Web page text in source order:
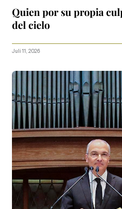
Quien por su propia
del cielo
Juli 11, 2026